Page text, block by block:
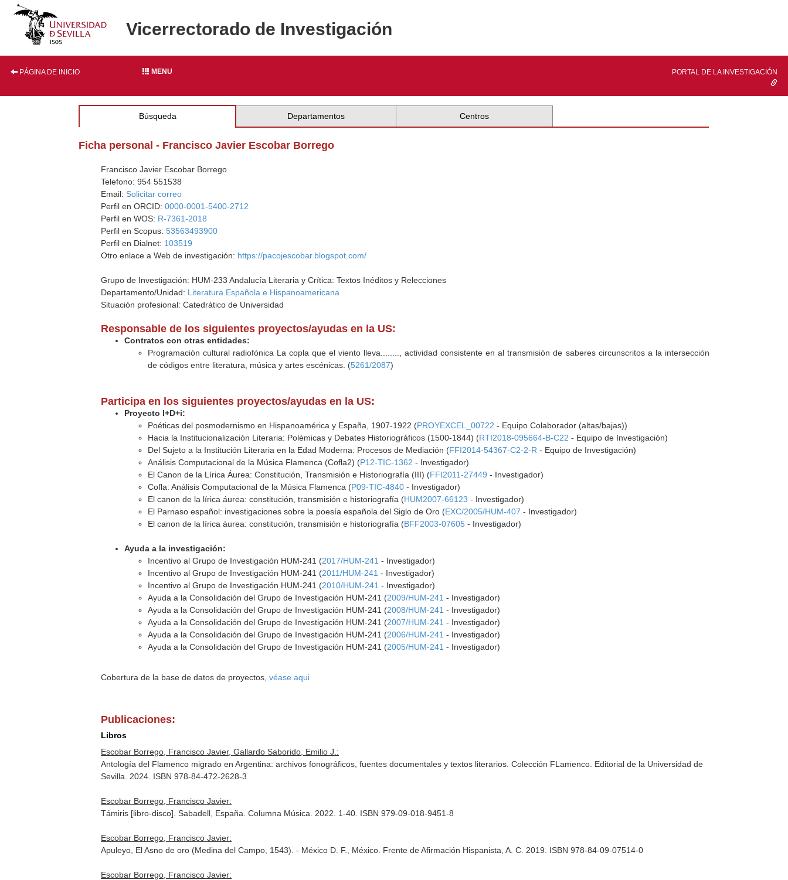
Vicerrectorado de Investigación
PÁGINA DE INICIO MENU PORTAL DE LA INVESTIGACIÓN
Búsqueda Departamentos Centros
Ficha personal - Francisco Javier Escobar Borrego
Francisco Javier Escobar Borrego
Telefono: 954 551538
Email: Solicitar correo
Perfil en ORCID:0000-0001-5400-2712
Perfil en WOS: R-7361-2018
Perfil en Scopus:53563493900
Perfil en Dialnet: 103519
Otro enlace a Web de investigación: https://pacojescobar.blogspot.com/
Grupo de Investigación: HUM-233 Andalucía Literaria y Crítica: Textos Inéditos y Relecciones
Departamento/Unidad: Literatura Española e Hispanoamericana
Situación profesional: Catedrático de Universidad
Responsable de los siguientes proyectos/ayudas en la US:
Contratos con otras entidades:
Programación cultural radiofónica La copla que el viento lleva........, actividad consistente en al transmisión de saberes circunscritos a la intersección
de códigos entre literatura, música y artes escénicas. (5261/2087)
Participa en los siguientes proyectos/ayudas en la US:
Proyecto I+D+i:
Poéticas del posmodernismo en Hispanoamérica y España, 1907-1922 (PROYEXCEL_00722 - Equipo Colaborador (altas/bajas))
Hacia la Institucionalización Literaria: Polémicas y Debates Historiográficos (1500-1844) (RTI2018-095664-B-C22 - Equipo de Investigación)
Del Sujeto a la Institución Literaria en la Edad Moderna: Procesos de Mediación (FFI2014-54367-C2-2-R - Equipo de Investigación)
Análisis Computacional de la Música Flamenca (Cofla2) (P12-TIC-1362 - Investigador)
El Canon de la Lírica Áurea: Constitución, Transmisión e Historiografía (III) (FFI2011-27449 - Investigador)
Cofla: Análisis Computacional de la Música Flamenca (P09-TIC-4840 - Investigador)
El canon de la lírica áurea: constitución, transmisión e historiografía (HUM2007-66123 - Investigador)
El Parnaso español: investigaciones sobre la poesía española del Siglo de Oro (EXC/2005/HUM-407 - Investigador)
El canon de la lírica áurea: constitución, transmisión e historiografía (BFF2003-07605 - Investigador)
Ayuda a la investigación:
Incentivo al Grupo de Investigación HUM-241 (2017/HUM-241 - Investigador)
Incentivo al Grupo de Investigación HUM-241 (2011/HUM-241 - Investigador)
Incentivo al Grupo de Investigación HUM-241 (2010/HUM-241 - Investigador)
Ayuda a la Consolidación del Grupo de Investigación HUM-241 (2009/HUM-241 - Investigador)
Ayuda a la Consolidación del Grupo de Investigación HUM-241 (2008/HUM-241 - Investigador)
Ayuda a la Consolidación del Grupo de Investigación HUM-241 (2007/HUM-241 - Investigador)
Ayuda a la Consolidación del Grupo de Investigación HUM-241 (2006/HUM-241 - Investigador)
Ayuda a la Consolidación del Grupo de Investigación HUM-241 (2005/HUM-241 - Investigador)
Cobertura de la base de datos de proyectos,véase aqui
Publicaciones:
Libros
Escobar Borrego, Francisco Javier, Gallardo Saborido, Emilio J.:
Antología del Flamenco migrado en Argentina: archivos fonográficos, fuentes documentales y textos literarios. Colección FLamenco. Editorial de la Universidad de
Sevilla. 2024. ISBN 978-84-472-2628-3
Escobar Borrego, Francisco Javier:
Támiris [libro-disco]. Sabadell, España. Columna Música. 2022. 1-40. ISBN 979-09-018-9451-8
Escobar Borrego, Francisco Javier:
Apuleyo, El Asno de oro (Medina del Campo, 1543). - México D. F., México. Frente de Afirmación Hispanista, A. C. 2019. ISBN 978-84-09-07514-0
Escobar Borrego, Francisco Javier: